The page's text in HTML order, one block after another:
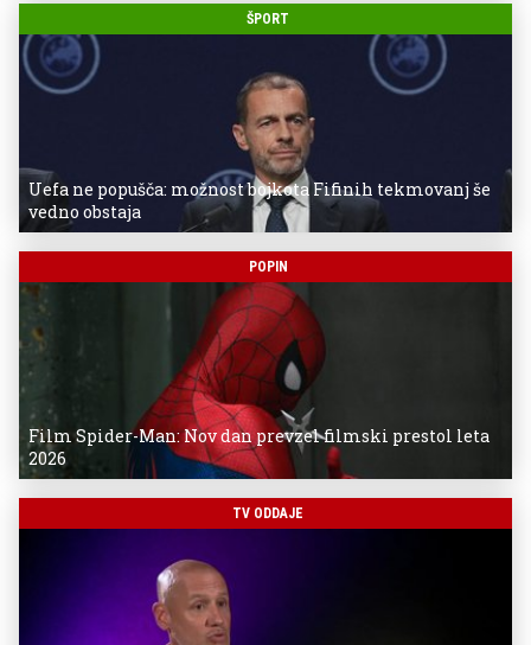
ŠPORT
Uefa ne popušča: možnost bojkota Fifinih tekmovanj še
vedno obstaja
POPIN
Film Spider-Man: Nov dan prevzel filmski prestol leta
2026
TV ODDAJE